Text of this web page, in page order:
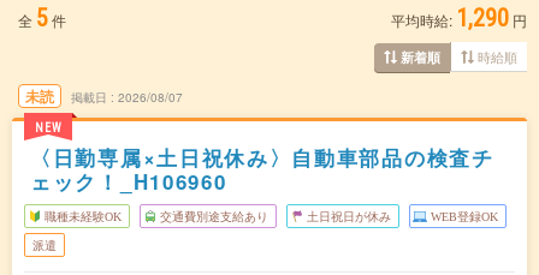
全 5件 平均時給: 1,290 円
新着順 時給順
未読
NEW
掲載日 2026/08/07
〈日勤専属×土日祝休み〉自動車部品の検査チ
ェック！_H106960
職種未経験OK 交通費別途支給あり 土日祝日が休み WEB登録OK
派遣